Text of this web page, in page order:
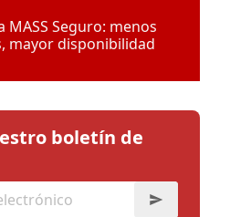
MASS Seguro: menos
mayor disponibilidad
boletín de